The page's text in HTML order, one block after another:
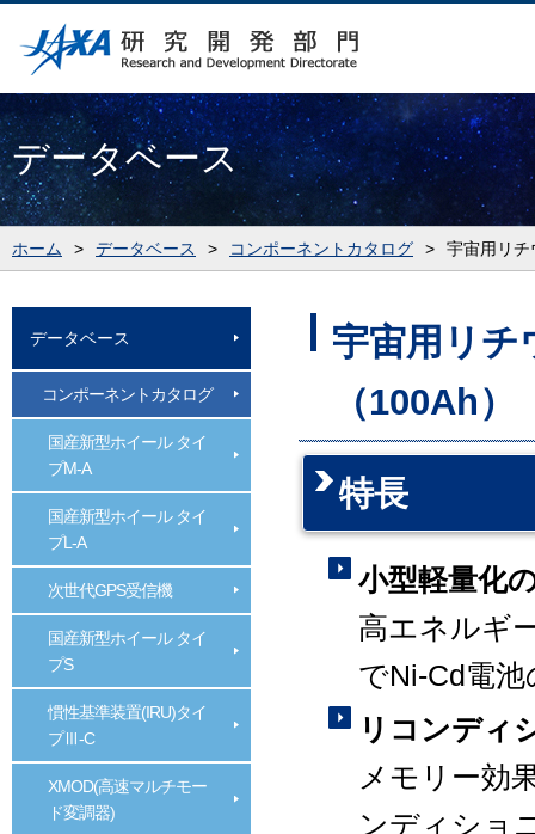
データベース
ホーム > データベース > コンポーネントカタログ > 宇宙用リ
データベース
コンポーネントカタログ
国産新型ホイール タイ
プM-A
国産新型ホイール タイ
プL-A
次世代GPS受信機
国産新型ホイール タイ
プS
慣性基準装置(IRU)タイ
プⅢ-C
XMOD(高速マルチモー
ド変調器)
宇宙用リチ
（100Ah）
特長
小型軽量化
高エネルギ
でNi-Cd電
リコンディ
メモリー効
ンディショ